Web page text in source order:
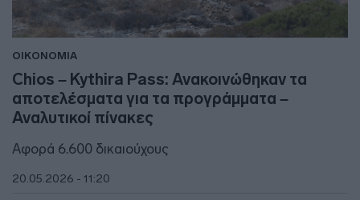
ΟΙΚΟΝΟΜΙΑ
Chios – Kythira Pass: Ανακοινώθηκαν τα
αποτελέσματα για τα προγράμματα –
Αναλυτικοί πίνακες
Αφορά 6.600 δικαιούχους
20.05.2026 - 11:20